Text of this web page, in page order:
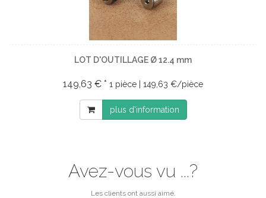
LOT D'OUTILLAGE Ø 12.4 mm
149,63 € * 1 pièce | 149,63 €/pièce
plus d'information
Avez-vous vu ...?
Les clients ont aussi aimé.